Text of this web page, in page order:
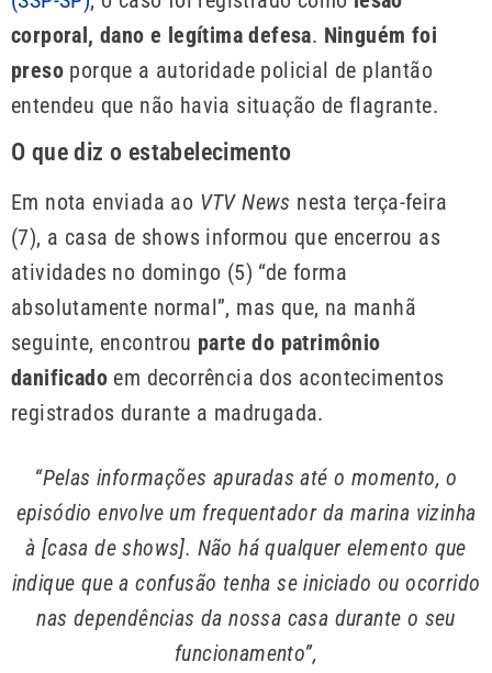
corporal, dano e legítima defesa. Ninguém foi
preso porque a autoridade policial de plantão
entendeu que não havia situação de flagrante.
O que diz o estabelecimento
Em nota enviada ao VTV News nesta terça-feira
(7), a casa de shows informou que encerrou as
atividades no domingo (5) “de forma
absolutamente normal”, mas que, na manhã
seguinte, encontrou parte do patrimônio
danificado em decorrência dos acontecimentos
registrados durante a madrugada.
“Pelas informações apuradas até o momento, o
episódio envolve um frequentador da marina vizinha
à [casa de shows]. Não há qualquer elemento que
indique que a confusão tenha se iniciado ou ocorrido
nas dependências da nossa casa durante o seu
funcionamento”,